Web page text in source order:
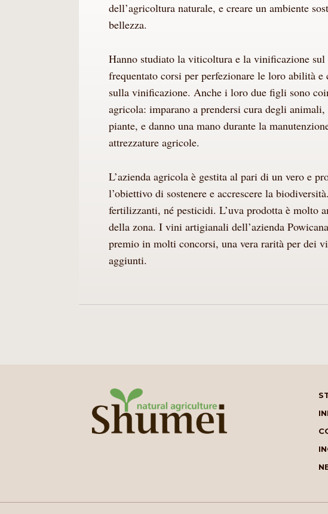
dell’agricoltura naturale, e creare un ambiente
bellezza.
Hanno studiato la viticoltura e la vinificazione sul
frequentato corsi per perfezionare le loro abilità e
sulla vinificazione. Anche i loro due figli sono
agricola: imparano a prendersi cura degli
piante, e danno una mano durante la
attrezzature agricole.
L’azienda agricola è gestita al pari di un vero e
l’obiettivo di sostenere e accrescere la
fertilizzanti, né pesticidi. L’uva prodotta è molto
della zona. I vini artigianali dell’azienda
premio in molti concorsi, una vera rarità per dei
aggiunti.